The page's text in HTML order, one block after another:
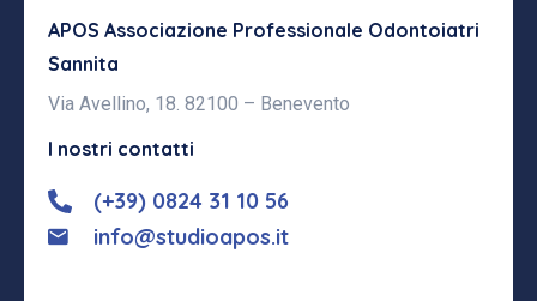
APOS Associazione Professionale Odontoiatri
Sannita
Via Avellino, 18. 82100 – Benevento
I nostri contatti
(+39) 0824 31 10 56
info@studioapos.it